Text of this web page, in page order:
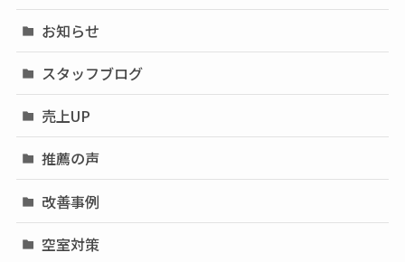
お知らせ
スタッフブログ
売上UP
推薦の声
改善事例
空室対策